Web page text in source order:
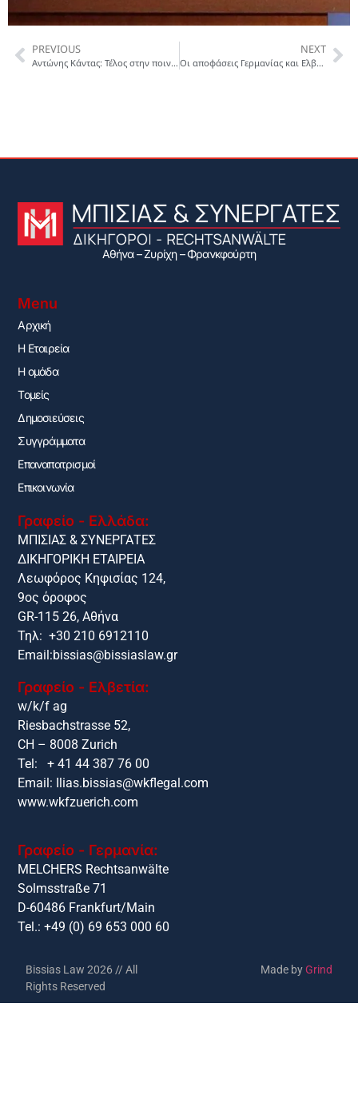
PREVIOUS
Αντώνης Κάντας: Τέλος στην ποινική δίωξη από τις ελβετικές αρχές
NEXT
Οι αποφάσεις Γερμανίας και Ελβετίας για Τούρκους υπηκόους
Αθήνα – Ζυρίχη – Φρανκφούρτη
Menu
Αρχική
H Εταιρεία
Η ομάδα
Τομείς
Δημοσιεύσεις
Συγγράμματα
Επαναπατρισμοί
Επικοινωνία
Γραφείο - Ελλάδα:
ΜΠΙΣΙΑΣ & ΣΥΝΕΡΓΑΤΕΣ
ΔΙΚΗΓΟΡΙΚΗ ΕΤΑΙΡΕΙΑ
Λεωφόρος Κηφισίας 124,
9ος όροφος
GR-115 26, Αθήνα
Τηλ: +30 210 6912110
Email:bissias@bissiaslaw.gr
Γραφείο - Ελβετία:
w/k/f ag
Riesbachstrasse 52,
CH – 8008 Zurich
Tel: + 41 44 387 76 00
Email:
Ilias.bissias@wkflegal.com
www.wkfzuerich.com
Γραφείο - Γερμανία:
MELCHERS Rechtsanwälte
Solmsstraße 71
D-60486 Frankfurt/Main
Tel.: +49 (0) 69 653 000 60
Bissias Law 2026 // All
Rights Reserved
Made byGrind